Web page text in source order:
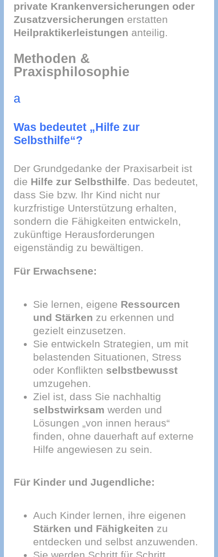
private Krankenversicherungen oder
Zusatzversicherungen erstatten
Heilpraktikerleistungen anteilig.
Methoden &
Praxisphilosophie
a
Was bedeutet „Hilfe zur
Selbsthilfe“?
Der Grundgedanke der Praxisarbeit ist
die Hilfe zur Selbsthilfe. Das bedeutet,
dass Sie bzw. Ihr Kind nicht nur
kurzfristige Unterstützung erhalten,
sondern die Fähigkeiten entwickeln,
zukünftige Herausforderungen
eigenständig zu bewältigen.
Für Erwachsene:
Sie lernen, eigene Ressourcen
und Stärken zu erkennen und
gezielt einzusetzen.
Sie entwickeln Strategien, um mit
belastenden Situationen, Stress
oder Konflikten selbstbewusst
umzugehen.
Ziel ist, dass Sie nachhaltig
selbstwirksam werden und
Lösungen „von innen heraus“
finden, ohne dauerhaft auf externe
Hilfe angewiesen zu sein.
Für Kinder und Jugendliche:
Auch Kinder lernen, ihre eigenen
Stärken und Fähigkeiten zu
entdecken und selbst anzuwenden.